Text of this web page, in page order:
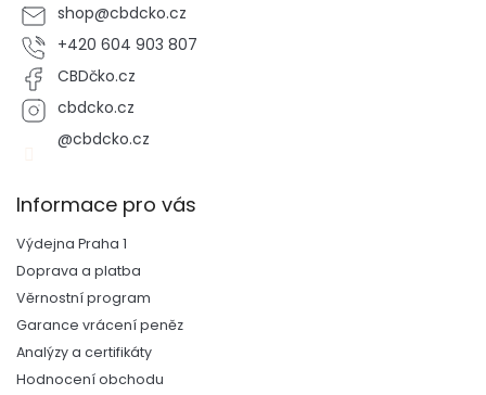
shop@cbdcko.cz
+420 604 903 807
CBDčko.cz
cbdcko.cz
@cbdcko.cz
Informace pro vás
Výdejna Praha 1
Doprava a platba
Věrnostní program
Garance vrácení peněz
Analýzy a certifikáty
Hodnocení obchodu